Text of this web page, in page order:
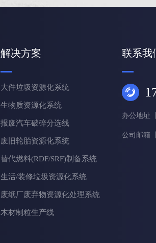
解决方案
大件垃圾资源化系统
生物质资源化系统
报废汽车破碎分选线
废旧轮胎资源化系统
替代燃料(RDF/SRF)制备系统
生活/装修垃圾资源化系统
废纸厂废弃物资源化处理系统
木材制粒生产线
联系我
办公地址
公司邮箱